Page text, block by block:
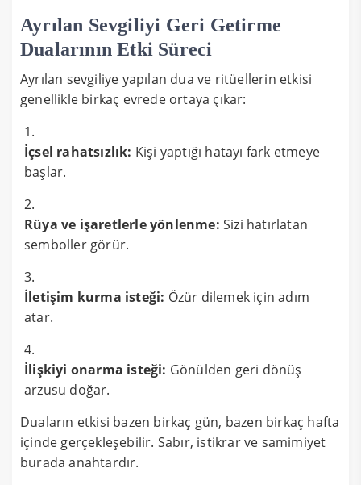
Ayrılan Sevgiliyi Geri Getirme
Dualarının Etki Süreci
Ayrılan sevgiliye yapılan dua ve ritüellerin etkisi
genellikle birkaç evrede ortaya çıkar:
İçsel rahatsızlık: Kişi yaptığı hatayı fark etmeye
başlar.
Rüya ve işaretlerle yönlenme: Sizi hatırlatan
semboller görür.
İletişim kurma isteği: Özür dilemek için adım
atar.
İlişkiyi onarma isteği: Gönülden geri dönüş
arzusu doğar.
Duaların etkisi bazen birkaç gün, bazen birkaç hafta
içinde gerçekleşebilir. Sabır, istikrar ve samimiyet
burada anahtardır.